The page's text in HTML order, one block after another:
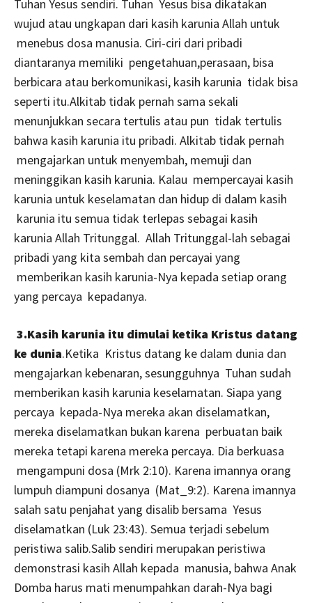
Tuhan Yesus sendiri. Tuhan Yesus bisa dikatakan
wujud atau ungkapan dari kasih karunia Allah untuk
menebus dosa manusia. Ciri-ciri dari pribadi
diantaranya memiliki pengetahuan,perasaan, bisa
berbicara atau berkomunikasi, kasih karunia tidak bisa
seperti itu.Alkitab tidak pernah sama sekali
menunjukkan secara tertulis atau pun tidak tertulis
bahwa kasih karunia itu pribadi. Alkitab tidak pernah
mengajarkan untuk menyembah, memuji dan
meninggikan kasih karunia. Kalau mempercayai kasih
karunia untuk keselamatan dan hidup di dalam kasih
karunia itu semua tidak terlepas sebagai kasih
karunia Allah Tritunggal. Allah Tritunggal-lah sebagai
pribadi yang kita sembah dan percayai yang
memberikan kasih karunia-Nya kepada setiap orang
yang percaya kepadanya.
3.Kasih karunia itu dimulai ketika Kristus datang
ke dunia.Ketika Kristus datang ke dalam dunia dan
mengajarkan kebenaran, sesungguhnya Tuhan sudah
memberikan kasih karunia keselamatan. Siapa yang
percaya kepada-Nya mereka akan diselamatkan,
mereka diselamatkan bukan karena perbuatan baik
mereka tetapi karena mereka percaya. Dia berkuasa
mengampuni dosa (Mrk 2:10). Karena imannya orang
lumpuh diampuni dosanya (Mat_9:2). Karena imannya
salah satu penjahat yang disalib bersama Yesus
diselamatkan (Luk 23:43). Semua terjadi sebelum
peristiwa salib.Salib sendiri merupakan peristiwa
demonstrasi kasih Allah kepada manusia, bahwa Anak
Domba harus mati menumpahkan darah-Nya bagi